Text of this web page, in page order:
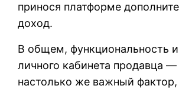
принося платформе
доход.
В общем, функциональность
личного кабинета продавца —
настолько же важный фактор,